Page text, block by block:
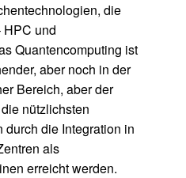
die
HPC und
Quantencomputing ist
aber noch in der
Bereich, aber der
nützlichsten
die Integration in
als
erreicht werden.